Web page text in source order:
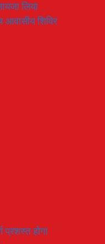
लिया
आवासीय शिविर
प्रशस्त होगा